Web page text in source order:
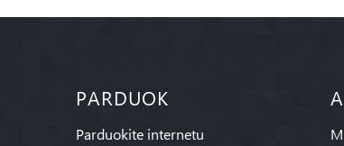
PARDUOK
Parduokite internetu